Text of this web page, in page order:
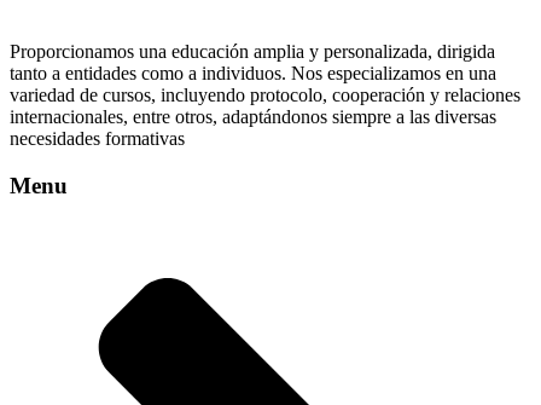
Proporcionamos una educación amplia y personalizada, dirigida
tanto a entidades como a individuos. Nos especializamos en una
variedad de cursos, incluyendo protocolo, cooperación y relaciones
internacionales, entre otros, adaptándonos siempre a las diversas
necesidades formativas
Menu